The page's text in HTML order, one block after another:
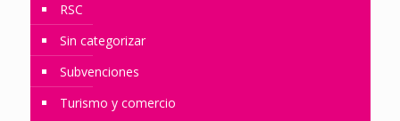
RSC
Sin categorizar
Subvenciones
Turismo y comercio